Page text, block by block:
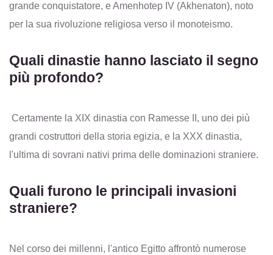
grande conquistatore, e Amenhotep IV (Akhenaton), noto
per la sua rivoluzione religiosa verso il monoteismo.
Quali dinastie hanno lasciato il segno
più profondo?
Certamente la XIX dinastia con Ramesse II, uno dei più
grandi costruttori della storia egizia, e la XXX dinastia,
l'ultima di sovrani nativi prima delle dominazioni straniere.
Quali furono le principali invasioni
straniere?
Nel corso dei millenni, l'antico Egitto affrontò numerose